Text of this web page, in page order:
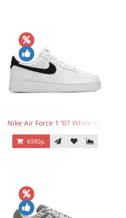
Nike Air Force 1 '07 White Black
6990р.